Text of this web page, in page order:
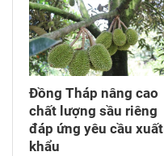
Đồng Tháp nâng cao
chất lượng sầu riêng
đáp ứng yêu cầu xuất
khẩu